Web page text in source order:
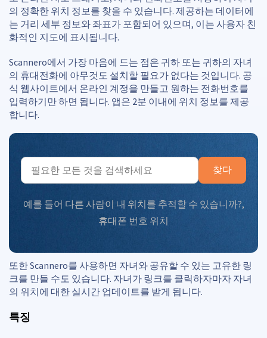
의 정확한 위치 정보를 찾을 수 있습니다. 제공하는 데이터에
는 거리 세부 정보와 좌표가 포함되어 있으며, 이는 사용자 친
화적인 지도에 표시됩니다.
Scannero에서 가장 마음에 드는 점은 귀하 또는 귀하의 자녀
의 휴대전화에 아무것도 설치할 필요가 없다는 것입니다. 공
식 웹사이트에서 온라인 계정을 만들고 원하는 전화번호를
입력하기만 하면 됩니다. 앱은 2분 이내에 위치 정보를 제공
합니다.
찾다
예를 들어 다른 사람이 내 위치를 추적할 수 있습니까?,
휴대폰 번호 위치
또한 Scannero를 사용하면 자녀와 공유할 수 있는 고유한 링
크를 만들 수도 있습니다. 자녀가 링크를 클릭하자마자 자녀
의 위치에 대한 실시간 업데이트를 받게 됩니다.
특징